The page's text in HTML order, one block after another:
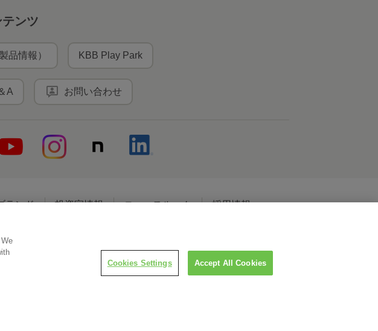
ンツ
品情報） KBB Play Park
A お問い合わせ
ランド 投資家情報 ニュースルーム 採用情報
者情報の外部送信
Cookies Settings Accept All Cookies